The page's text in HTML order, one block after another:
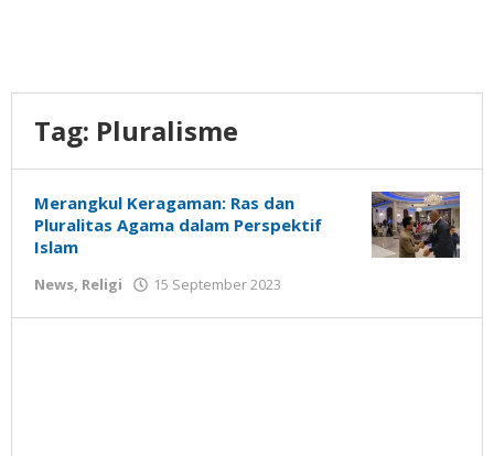
Tag: Pluralisme
Merangkul Keragaman: Ras dan
Pluralitas Agama dalam Perspektif
Islam
News, Religi 15 September 2023
Susanto